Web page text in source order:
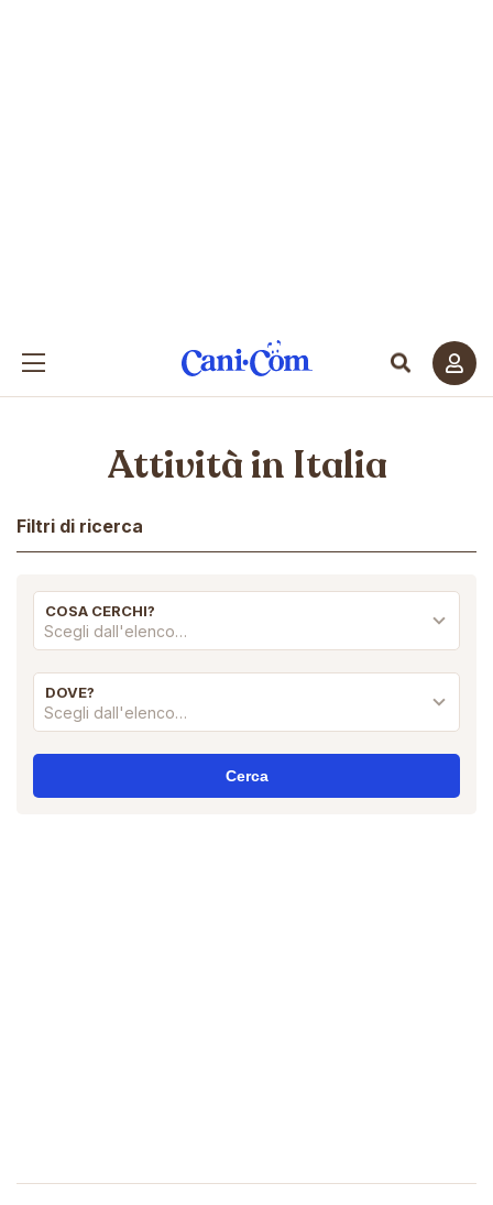
Attività in Italia
Filtri di ricerca
COSA CERCHI?
Scegli dall'elenco…
DOVE?
Scegli dall'elenco…